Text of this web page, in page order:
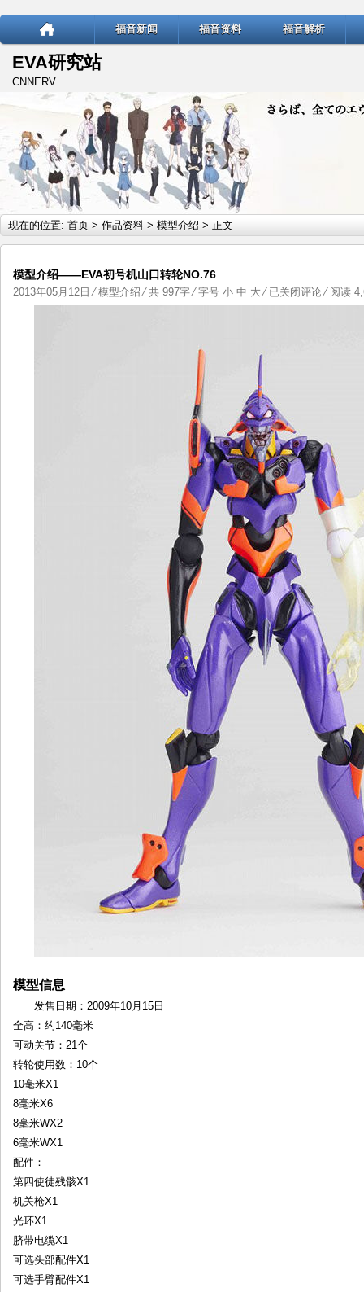
福音新闻 福音资料 福音解析
EVA研究站
CNNERV
现在的位置: 首页 > 作品资料 > 模型介绍 > 正文
模型介绍——EVA初号机山口转轮NO.76
2013年05月12日 ⁄模型介绍⁄ 共 997字 ⁄ 字号 小 中 大 ⁄ 模
型
初
号
机
山
口
转
轮
NO.76
已关闭评论⁄ 阅读
模型信息
发售日期：2009年10月15日
全高：约140毫米
可动关节：21个
转轮使用数：10个
10毫米X1
8毫米X6
8毫米WX2
6毫米WX1
配件：
第四使徒残骸X1
机关枪X1
光环X1
脐带电缆X1
可选头部配件X1
可选手臂配件X1